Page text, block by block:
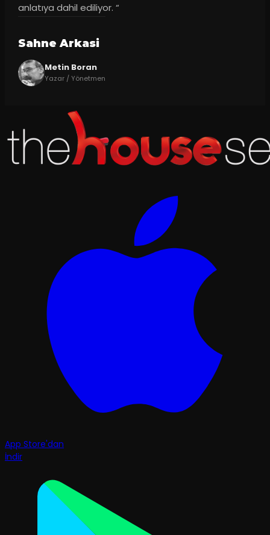
anlatıya dahil ediliyor. “
Sahne Arkasi
Metin Boran
Yazar / Yönetmen
App Store'dan
İndir